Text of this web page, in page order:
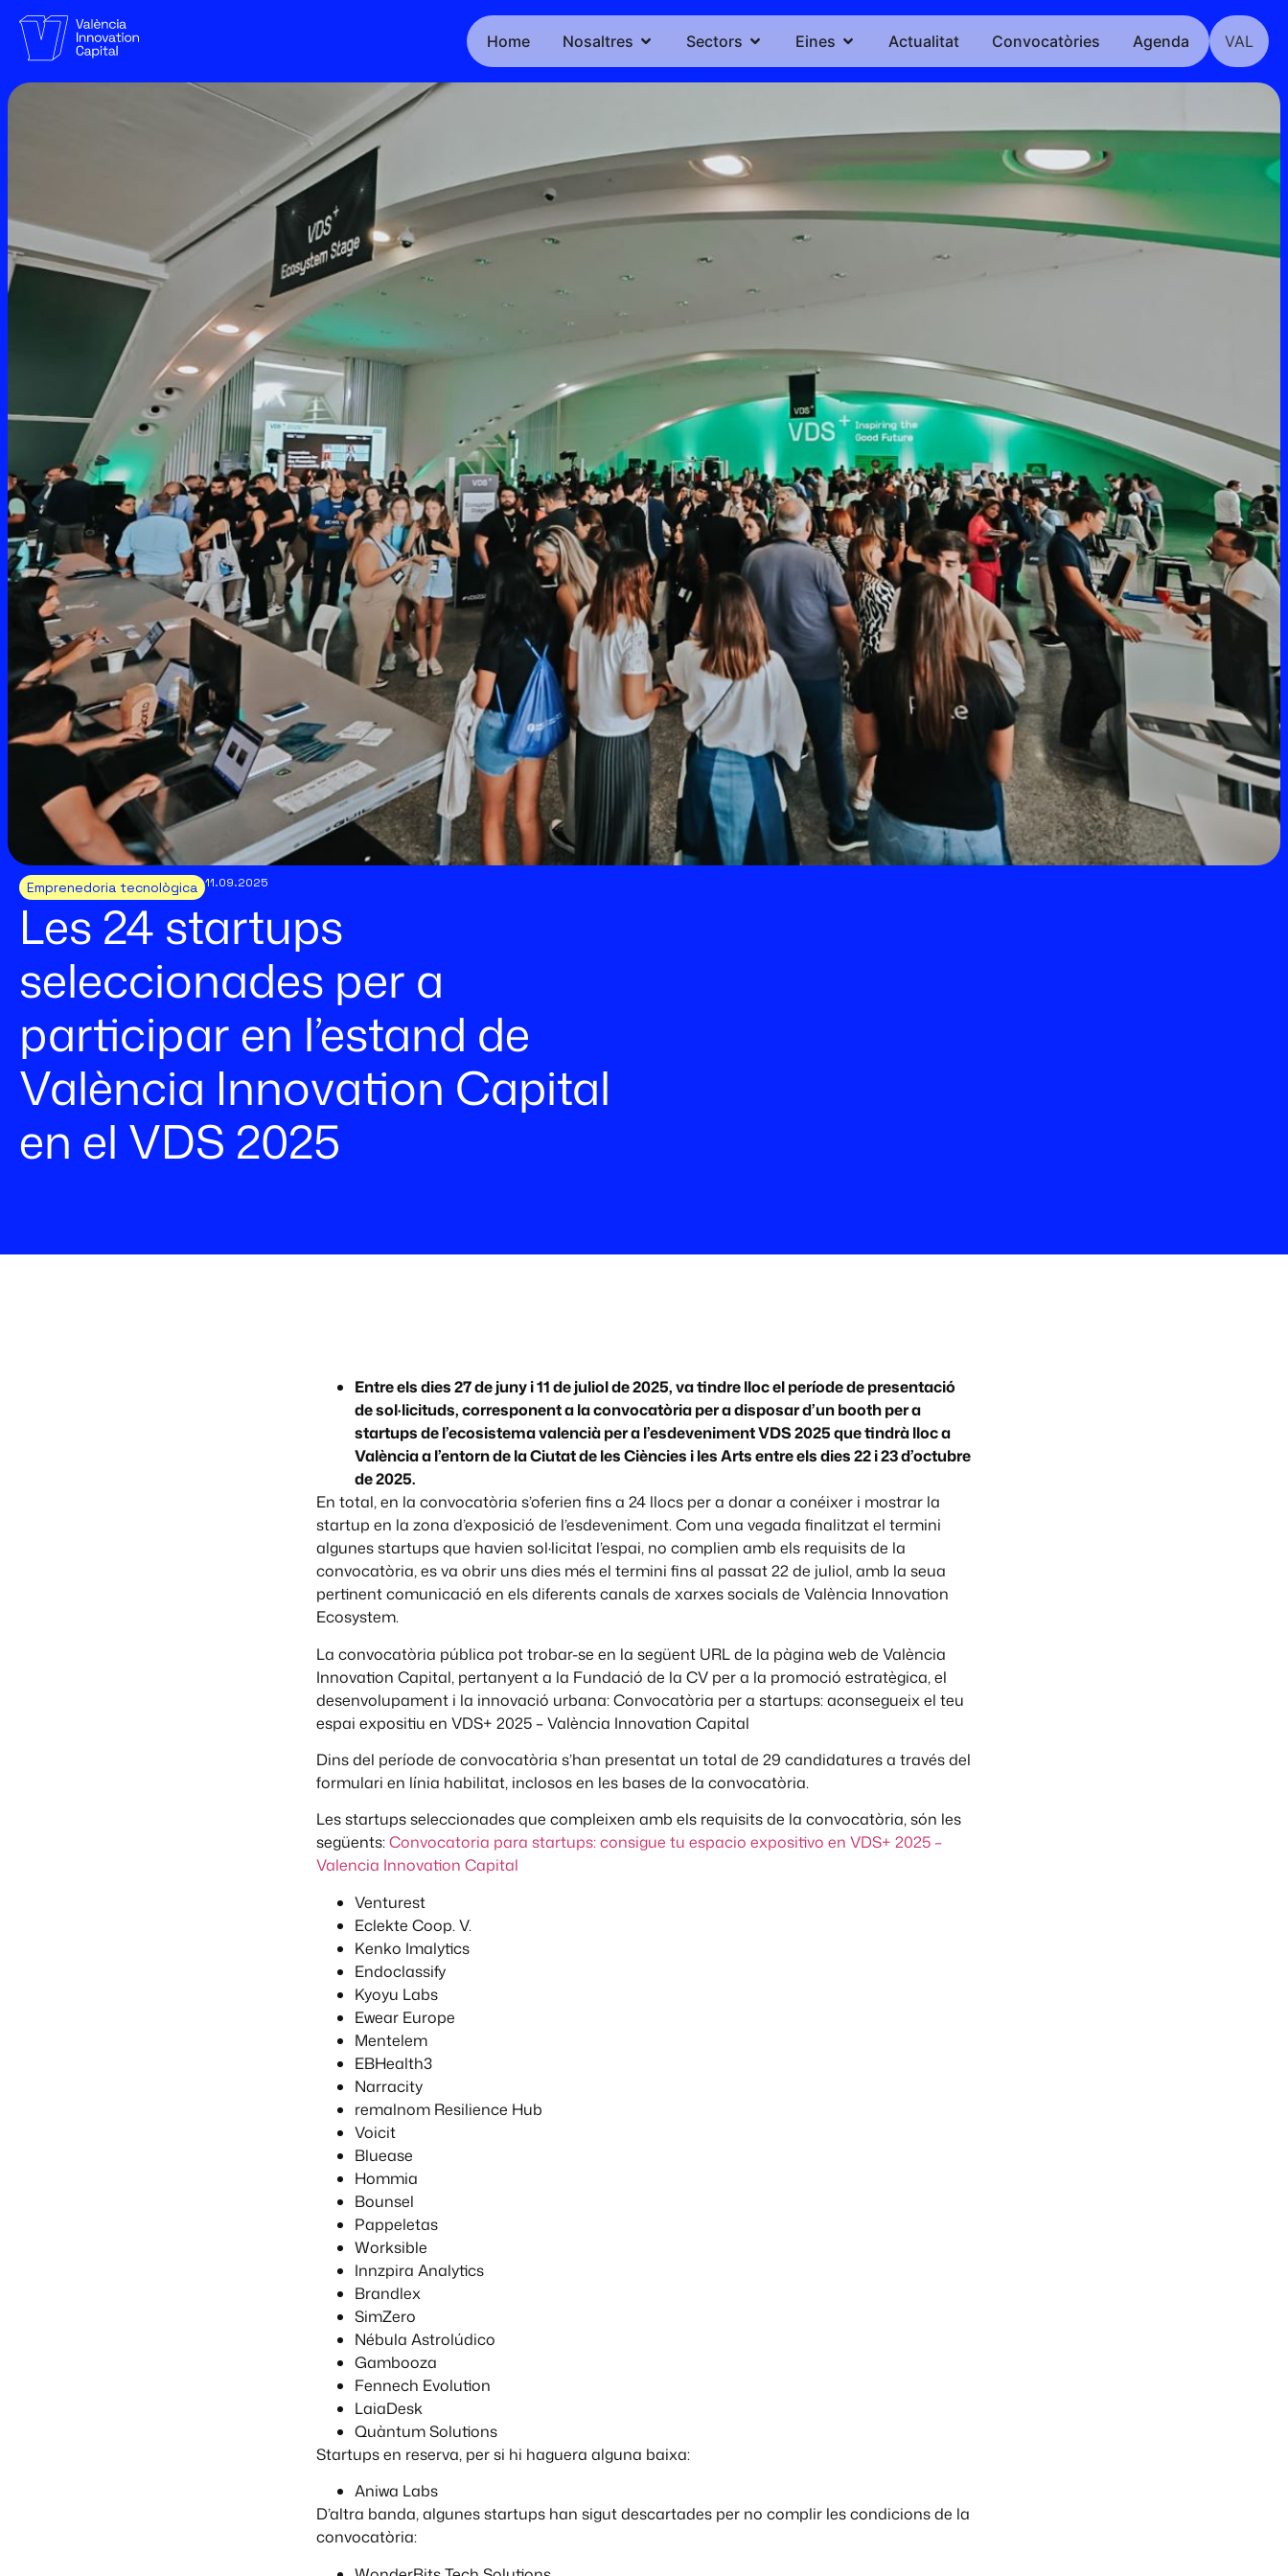
Home Nosaltres Sectors Eines Actualitat Convocatòries Agenda VAL
Emprenedoria tecnològica 11.09.2025
Les 24 startups
seleccionades per a
participar en l’estand de
València Innovation Capital
en el VDS 2025
Entre els dies 27 de juny i 11 de juliol de 2025, va tindre lloc el període de presentació
de sol·licituds, corresponent a la convocatòria per a disposar d’un booth per a
startups de l’ecosistema valencià per a l’esdeveniment VDS 2025 que tindrà lloc a
València a l’entorn de la Ciutat de les Ciències i les Arts entre els dies 22 i 23 d’octubre
de 2025.
En total, en la convocatòria s’oferien fins a 24 llocs per a donar a conéixer i mostrar la
startup en la zona d’exposició de l’esdeveniment. Com una vegada finalitzat el termini
algunes startups que havien sol·licitat l’espai, no complien amb els requisits de la
convocatòria, es va obrir uns dies més el termini fins al passat 22 de juliol, amb la seua
pertinent comunicació en els diferents canals de xarxes socials de València Innovation
Ecosystem.
La convocatòria pública pot trobar-se en la següent URL de la pàgina web de València
Innovation Capital, pertanyent a la Fundació de la CV per a la promoció estratègica, el
desenvolupament i la innovació urbana: Convocatòria per a startups: aconsegueix el teu
espai expositiu en VDS+ 2025 – València Innovation Capital
Dins del període de convocatòria s’han presentat un total de 29 candidatures a través del
formulari en línia habilitat, inclosos en les bases de la convocatòria.
Les startups seleccionades que compleixen amb els requisits de la convocatòria, són les
següents:Convocatoria para startups: consigue tu espacio expositivo en VDS+ 2025 –
Valencia Innovation Capital
Venturest
Eclekte Coop. V.
Kenko Imalytics
Endoclassify
Kyoyu Labs
Ewear Europe
Mentelem
EBHealth3
Narracity
remalnom Resilience Hub
Voicit
Bluease
Hommia
Bounsel
Pappeletas
Worksible
Innzpira Analytics
Brandlex
SimZero
Nébula Astrolúdico
Gambooza
Fennech Evolution
LaiaDesk
Quàntum Solutions
Startups en reserva, per si hi haguera alguna baixa:
Aniwa Labs
D’altra banda, algunes startups han sigut descartades per no complir les condicions de la
convocatòria: